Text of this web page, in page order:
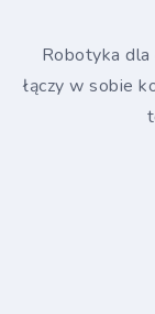
Robotyka dla
łączy w sobie